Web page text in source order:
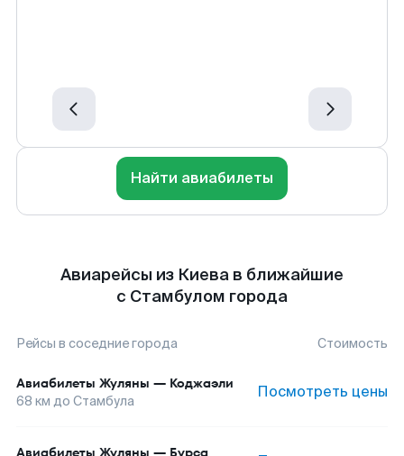
Найти авиабилеты
Авиарейсы из Киева в ближайшие
с Стамбулом города
Рейсы в соседние города Стоимость
Авиабилеты Жуляны — Коджаэли
68 км до Стамбула Посмотреть цены
Авиабилеты Жуляны — Бурса